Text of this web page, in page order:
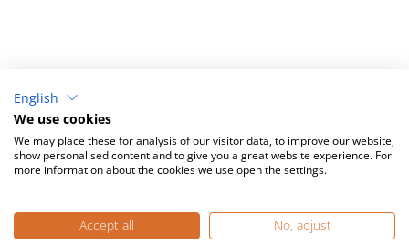
SpA – All rights reserved
English
We use cookies
We may place these for analysis of our visitor data, to improve our website,
show personalised content and to give you a great website experience. For
more information about the cookies we use open the settings.
Accept all No, adjust